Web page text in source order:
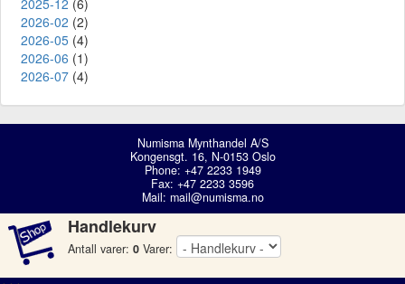
2025-12 (6)
2026-02 (2)
2026-05 (4)
2026-06 (1)
2026-07 (4)
Numisma Mynthandel A/S
Kongensgt. 16, N-0153 Oslo
Phone: +47 2233 1949
Fax: +47 2233 3596
Mail: mail@numisma.no
Handlekurv
Antall varer: 0 Varer: